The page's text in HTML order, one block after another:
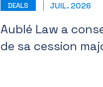
DEALS JUIL. 2026
Aublé Law a
de sa cession